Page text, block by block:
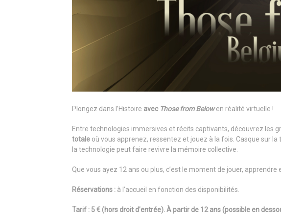
Plongez dans l’Histoire avec Those from Belowen réalité virtuelle !
Entre technologies immersives et récits captivants, découvrez les
totale où vous apprenez, ressentez et jouez à la fois. Casque sur
la technologie peut faire revivre la mémoire collective.
Que vous ayez 12 ans ou plus, c’est le moment de jouer,
Réservations : à l’accueil en fonction des disponibilités.
Tarif : 5 € (hors droit d’entrée). À partir de 12 ans (possible en